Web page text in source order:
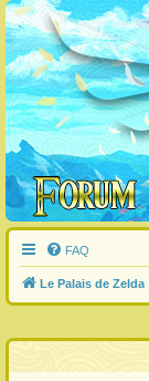
FAQ
Le Palais de Zelda